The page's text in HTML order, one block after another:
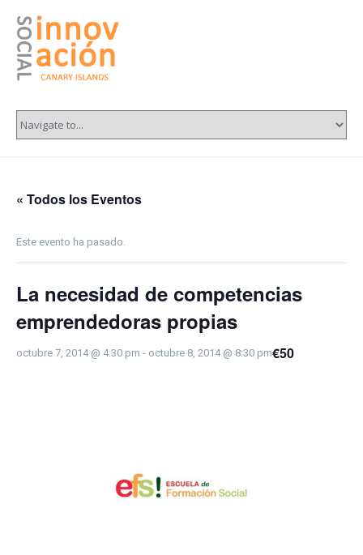
« Todos los Eventos
Este evento ha pasado.
La necesidad de competencias
emprendedoras propias
octubre 7, 2014 @ 4:30 pm - octubre 8, 2014 @ 8:30 pm€50